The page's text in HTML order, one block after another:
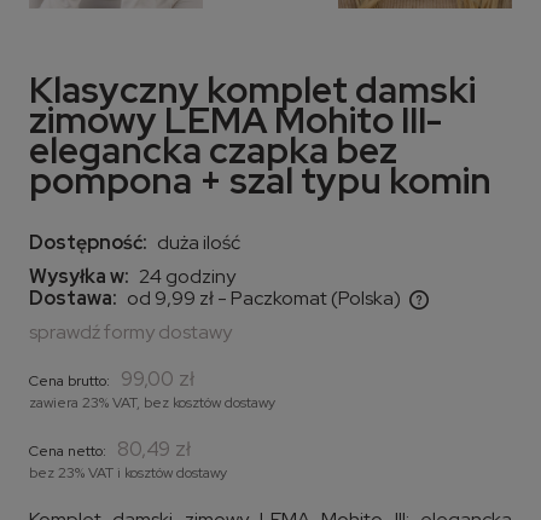
Klasyczny komplet damski
zimowy LEMA Mohito III-
elegancka czapka bez
pompona + szal typu komin
Dostępność: duża ilość
Wysyłka w: 24 godziny
Dostawa: od 9,99 zł- Paczkomat(Polska)
Cena nie zawiera ewentualnych kosztów płatności
sprawdź formy dostawy
Cena brutto: 99,00 zł
zawiera 23% VAT, bez kosztów dostawy
Cena netto: 80,49 zł
bez 23% VAT i kosztów dostawy